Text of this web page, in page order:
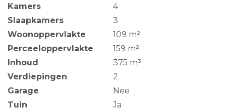
Kamers
4
Slaapkamers
3
Woonoppervlakte
109 m²
Perceeloppervlakte
159 m²
Inhoud
375 m³
Verdiepingen
2
Garage
Nee
Tuin
Ja